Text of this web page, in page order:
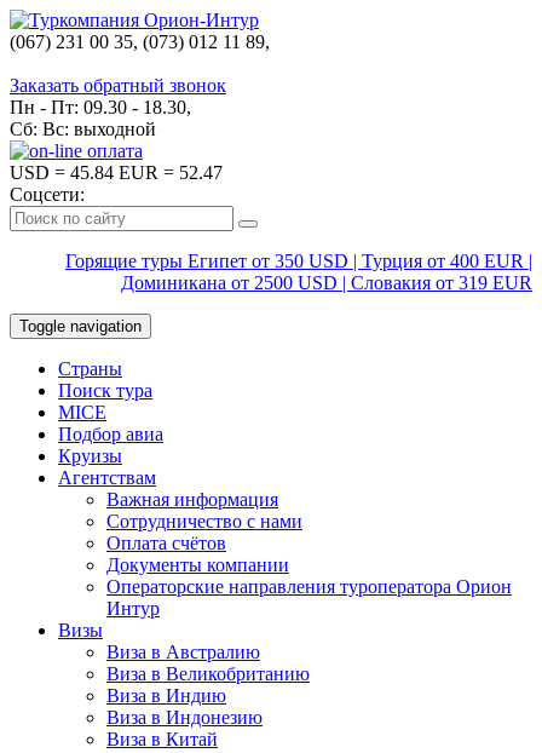
(067) 231 00 35, (073) 012 11 89,
Заказать обратный звонок
Пн - Пт: 09.30 - 18.30,
Сб: Вс: выходной
USD = 45.84 EUR = 52.47
Соцсети:
Горящие туры Египет от 350 USD | Турция от 400 EUR |
Доминикана от 2500 USD | Словакия от 319 EUR
Toggle navigation
Страны
Поиск тура
MICE
Подбор авиа
Круизы
Агентствам
Важная информация
Сотрудничество с нами
Оплата счётов
Документы компании
Операторские направления туроператора Орион
Интур
Визы
Виза в Австралию
Виза в Великобританию
Виза в Индию
Виза в Индонезию
Виза в Китай